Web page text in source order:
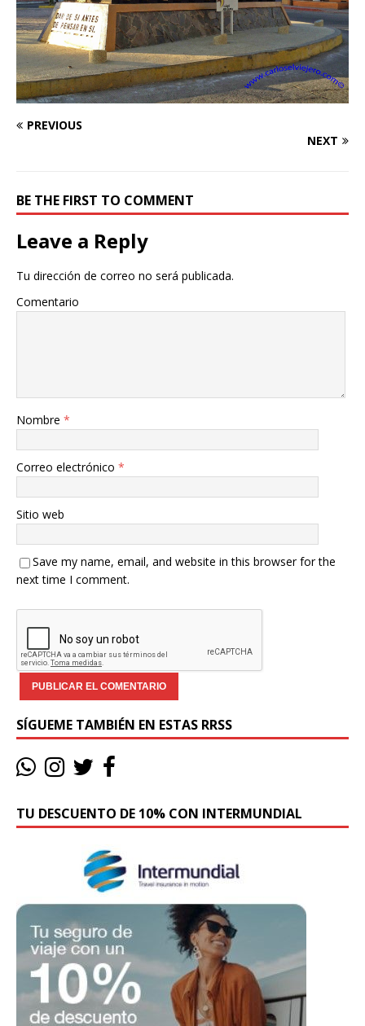
PREVIOUS
NEXT
BE THE FIRST TO COMMENT
Leave a Reply
Tu dirección de correo no será publicada.
Comentario
Nombre *
Correo electrónico *
Sitio web
Save my name, email, and website in this browser for the
next time I comment.
SÍGUEME TAMBIÉN EN ESTAS RRSS
TU DESCUENTO DE 10% CON INTERMUNDIAL